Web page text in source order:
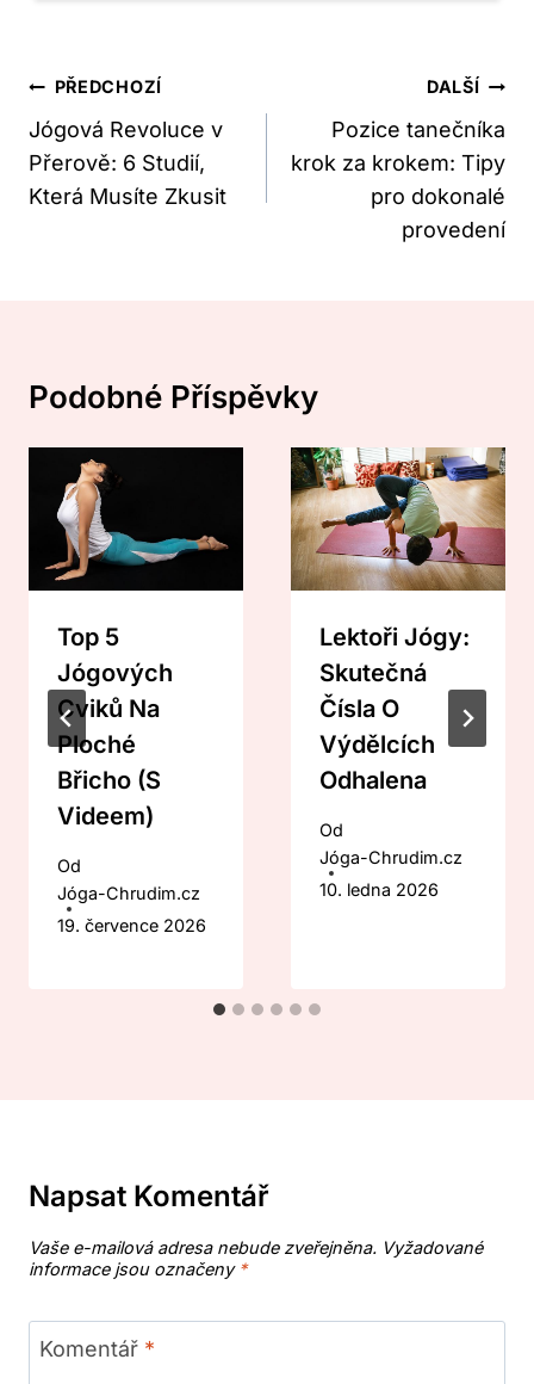
Navigace
Pro
Příspěvek
PŘEDCHOZÍ
Jógová Revoluce v
Přerově: 6 Studií,
Která Musíte Zkusit
DALŠÍ
Pozice tanečníka
krok za krokem: Tipy
pro dokonalé
provedení
Podobné Příspěvky
Top 5
Jógových
Cviků Na
Ploché
Břicho (s
Videem)
Od
Jóga-Chrudim.cz
19. července 2026
Lektoři Jógy:
Skutečná
Čísla O
Výdělcích
Odhalena
Od
Jóga-Chrudim.cz
10. ledna 2026
Napsat Komentář
Vaše e-mailová adresa nebude zveřejněna. Vyžadované
informace jsou označeny *
Komentář *